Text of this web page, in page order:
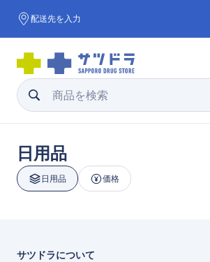
配送先を入力
日用品
日用品 価格
サツドラについて